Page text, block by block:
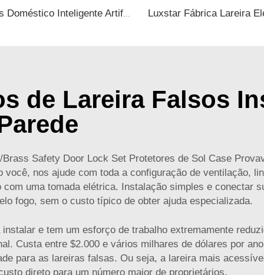
Luxstar 36 Polegadas Doméstico Inteligente Artificial LED Elétrica Inserção de Lareira Aquecedores com Decor Sfeerhaard Efeito de Chama Realista
de Lareira Falsos
Safety Door Lock Set Protetores de Sol Case
nos ajude com toda a configuração de ventilação,
uma tomada elétrica. Instalação simples e conectar
fogo, sem o custo típico de obter ajuda especializada.
e tem um esforço de trabalho extremamente
Custa entre $2.000 e vários milhares de dólares por
para as lareiras falsas. Ou seja, a lareira mais
direto para um número maior de proprietários.